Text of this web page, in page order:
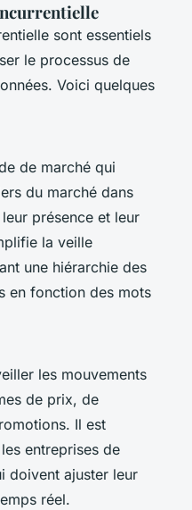
sont essentiels
le processus de
Voici quelques
de marché qui
du marché dans
présence et leur
la veille
une hiérarchie des
en fonction des mots
les mouvements
de prix, de
Il est
entreprises de
doivent ajuster leur
réel.